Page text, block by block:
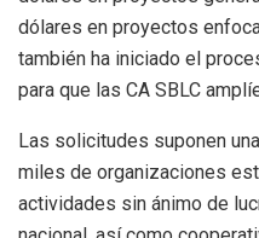
dólares en proyectos
también ha iniciado el
para que las CA SBLC
Las solicitudes suponen
miles de organizaciones
actividades sin ánimo de